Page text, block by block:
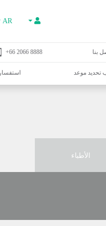
AR
بنا 8888 2066 66+
تحديد موعد استفسار
الأطباء